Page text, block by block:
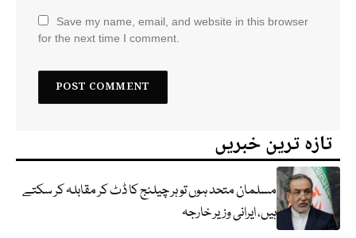
Save my name, email, and website in this browser
for the next time I comment.
تازہ ترین خبریں
مسلمان متحد ہوں تو ہر چیلنج کا ڈٹ کر مقابلہ کر سکتے
ہیں، ایرانی وزیر خارجہ